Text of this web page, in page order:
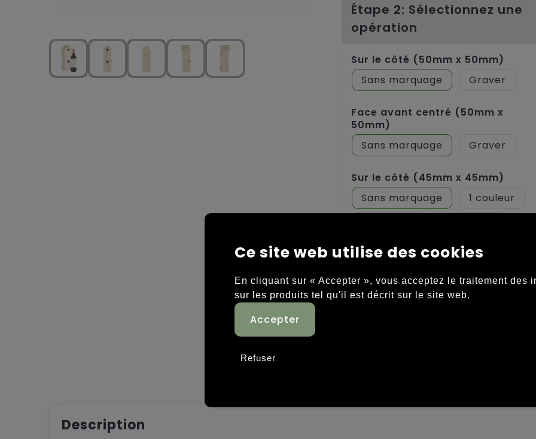
Étape 2: Sélectionnez une
opération
Sur le côté (50mm x 50mm)
Sans marquage
Graver
Face avant centré (50mm x
50mm)
Sans marquage
Graver
Sur le côté (45mm x 45mm)
Sans marquage
1
4
5
Face avant centré (45mm x
45mm)
Description
Ce site web utilise des cookies
En cliquant sur « Accepter », vous acceptez le traitement des
sur les produits tel qu'il est décrit sur le site web.
Refuser